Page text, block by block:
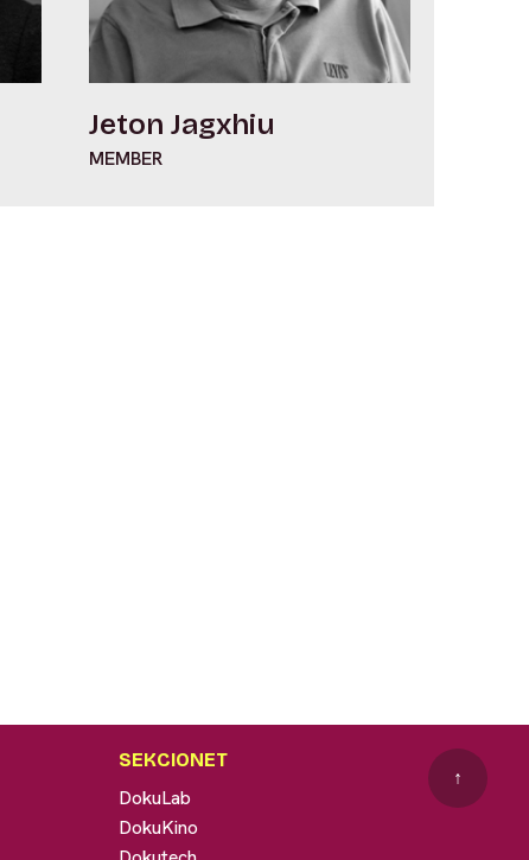
Jeton Jagxhiu
MEMBER
SEKCIONET
DokuLab
DokuKino
↑